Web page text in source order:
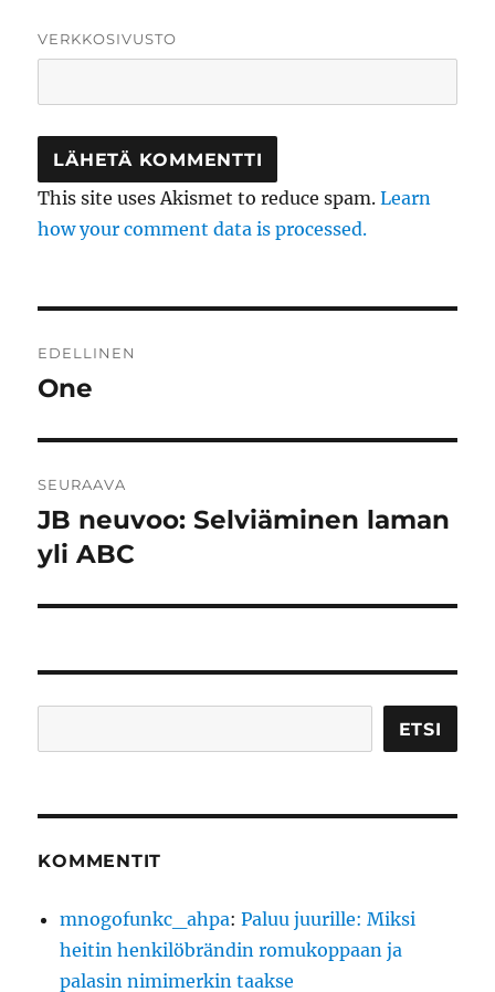
VERKKOSIVUSTO
This site uses Akismet to reduce spam.Learn
how your comment data is processed.
selaus
EDELLINEN
Edellinen
One
SEURAAVA
Seuraava
artikkeli:
JB neuvoo: Selviäminen laman
yli ABC
ETSI
KOMMENTIT
mnogofunkc_ahpa:Paluu juurille: Miksi
heitin henkilöbrändin romukoppaan ja
palasin nimimerkin taakse